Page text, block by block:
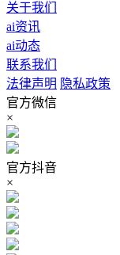
关于我们
ai资讯
ai动态
联系我们
法律声明 隐私政策
官方微信
×
官方抖音
×